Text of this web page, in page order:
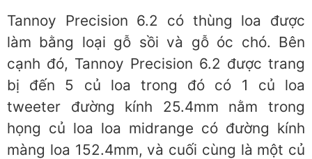
Tannoy Precision 6.2 có thùng loa được
làm bằng loại gỗ sồi và gỗ óc chó. Bên
cạnh đó, Tannoy Precision 6.2 được trang
bị đến 5 củ loa trong đó có 1 củ loa
tweeter đường kính 25.4mm nằm trong
họng củ loa loa midrange có đường kính
màng loa 152.4mm, và cuối cùng là một củ